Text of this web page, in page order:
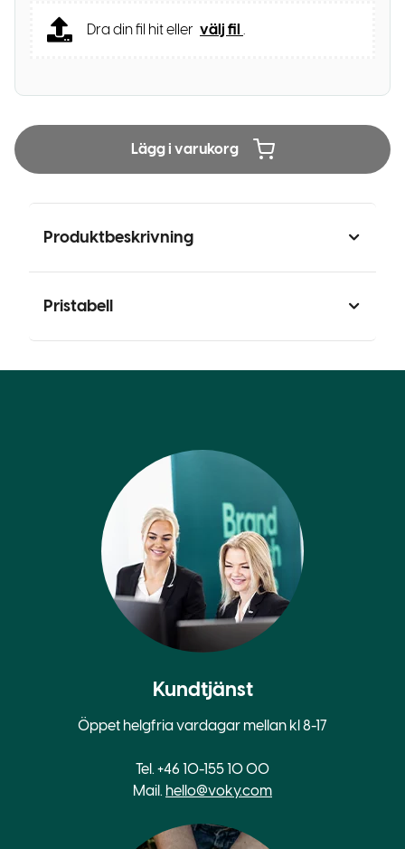
Dra din fil hit eller välj fil .
Lägg i varukorg
Produktbeskrivning
Pristabell
Kundtjänst
Öppet helgfria vardagar mellan kl 8-17
Tel. +46 10-155 10 00
Mail. hello@voky.com